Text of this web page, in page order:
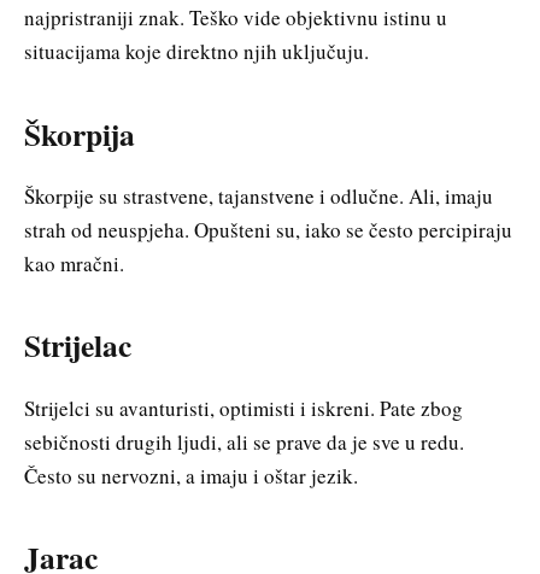
najpristraniji znak. Teško vide objektivnu istinu u
situacijama koje direktno njih uključuju.
Škorpija
Škorpije su strastvene, tajanstvene i odlučne. Ali, imaju
strah od neuspjeha. Opušteni su, iako se često percipiraju
kao mračni.
Strijelac
Strijelci su avanturisti, optimisti i iskreni. Pate zbog
sebičnosti drugih ljudi, ali se prave da je sve u redu.
Često su nervozni, a imaju i oštar jezik.
Jarac